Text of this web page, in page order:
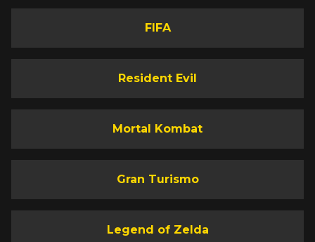
FIFA
Resident Evil
Mortal Kombat
Gran Turismo
Legend of Zelda